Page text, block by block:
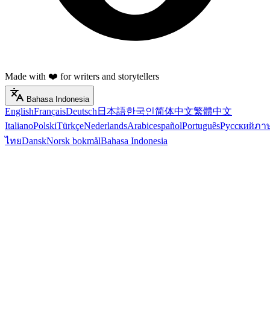
Made with ❤️ for writers and storytellers
Bahasa Indonesia
EnglishFrançaisDeutsch 日本語한국인简体中文繁體中文
ItalianoPolskiTürkçeNederlandsArabicespañolPortuguêsРусскийภา
ไทยDanskNorsk bokmålBahasa Indonesia